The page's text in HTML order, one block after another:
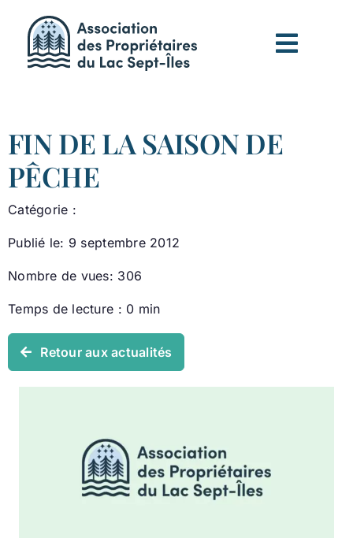
contenu
FIN DE LA SAISON DE
PÊCHE
Catégorie :
Publié le: 9 septembre 2012
Nombre de vues: 306
Temps de lecture : 0 min
Retour aux actualités